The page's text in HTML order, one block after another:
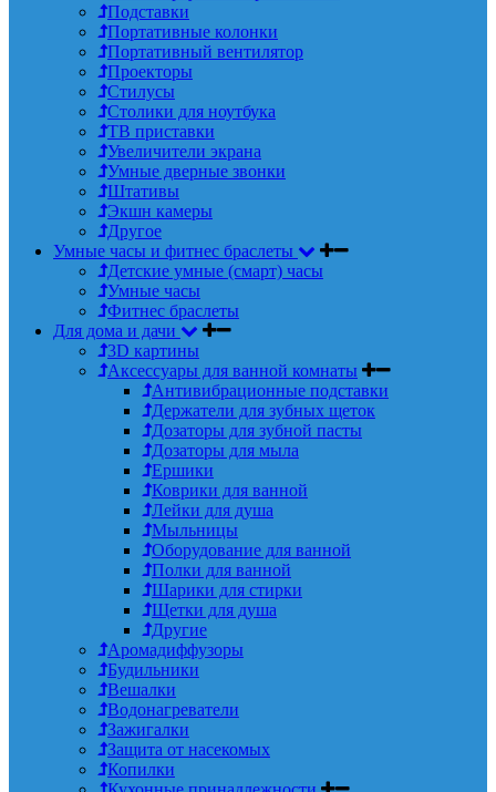
Подставки
Портативные колонки
Портативный вентилятор
Проекторы
Стилусы
Столики для ноутбука
ТВ приставки
Увеличители экрана
Умные дверные звонки
Штативы
Экшн камеры
Другое
Умные часы и фитнес браслеты
Детские умные (смарт) часы
Умные часы
Фитнес браслеты
Для дома и дачи
3D картины
Аксессуары для ванной комнаты
Антивибрационные подставки
Держатели для зубных щеток
Дозаторы для зубной пасты
Дозаторы для мыла
Ершики
Коврики для ванной
Лейки для душа
Мыльницы
Оборудование для ванной
Полки для ванной
Шарики для стирки
Щетки для душа
Другие
Аромадиффузоры
Будильники
Вешалки
Водонагреватели
Зажигалки
Защита от насекомых
Копилки